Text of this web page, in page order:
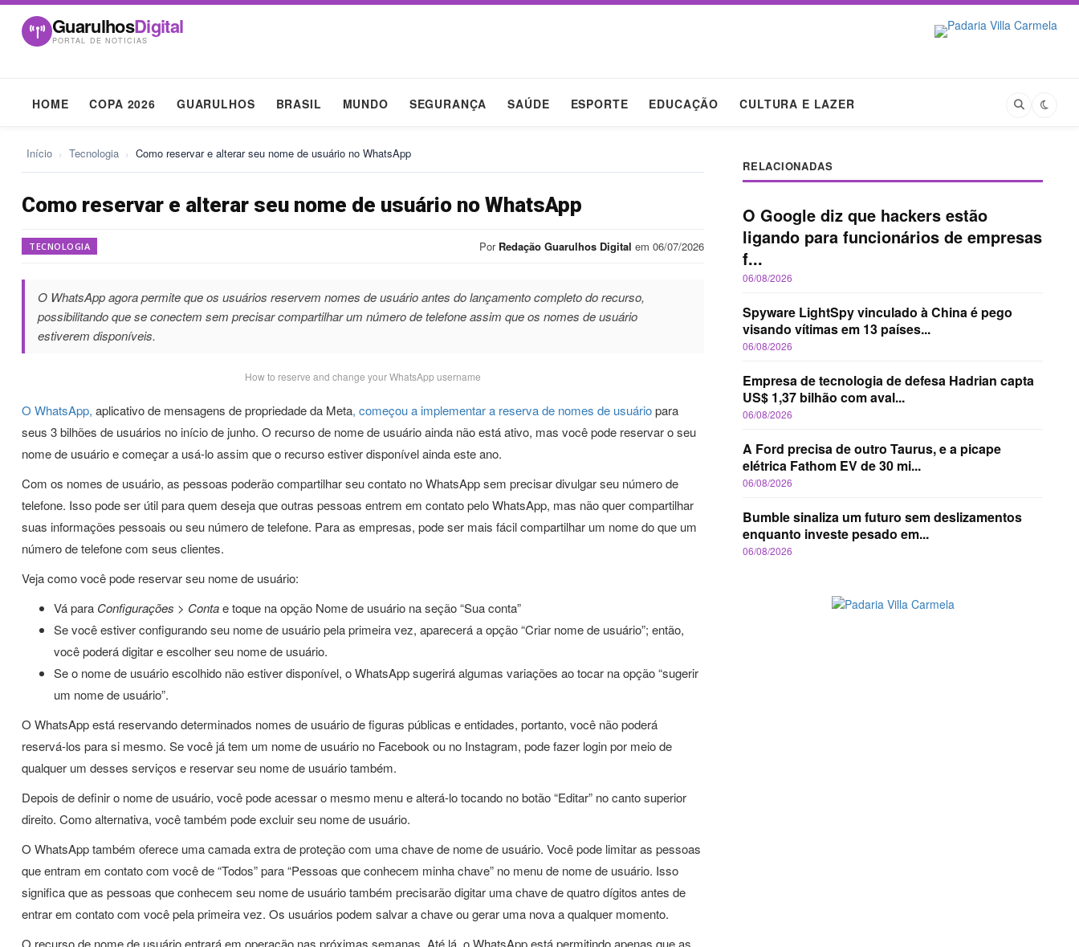
GuarulhosDigital
PORTAL DE NOTICIAS
HOME COPA 2026 GUARULHOS BRASIL MUNDO SEGURANÇA SAÚDE ESPORTE EDUCAÇÃO CULTURA E LAZER
Início › Tecnologia › Como reservar e alterar seu nome de usuário no WhatsApp
Como reservar e alterar seu nome de usuário no WhatsApp
TECNOLOGIA Por Redação Guarulhos Digital em 06/07/2026
O WhatsApp agora permite que os usuários reservem nomes de usuário antes do lançamento completo do recurso,
possibilitando que se conectem sem precisar compartilhar um número de telefone assim que os nomes de usuário
estiverem disponíveis.
How to reserve and change your WhatsApp username
O WhatsApp, aplicativo de mensagens de propriedade da Meta, começou a implementar a reserva de nomes de usuáriopara
seus 3 bilhões de usuários no início de junho. O recurso de nome de usuário ainda não está ativo, mas você pode reservar o seu
nome de usuário e começar a usá-lo assim que o recurso estiver disponível ainda este ano.
Com os nomes de usuário, as pessoas poderão compartilhar seu contato no WhatsApp sem precisar divulgar seu número de
telefone. Isso pode ser útil para quem deseja que outras pessoas entrem em contato pelo WhatsApp, mas não quer compartilhar
suas informações pessoais ou seu número de telefone. Para as empresas, pode ser mais fácil compartilhar um nome do que um
número de telefone com seus clientes.
Veja como você pode reservar seu nome de usuário:
Vá para Configurações > Contae toque na opção Nome de usuário na seção “Sua conta”
Se você estiver configurando seu nome de usuário pela primeira vez, aparecerá a opção “Criar nome de usuário”; então,
você poderá digitar e escolher seu nome de usuário.
Se o nome de usuário escolhido não estiver disponível, o WhatsApp sugerirá algumas variações ao tocar na opção “sugerir
um nome de usuário”.
O WhatsApp está reservando determinados nomes de usuário de figuras públicas e entidades, portanto, você não poderá
reservá-los para si mesmo. Se você já tem um nome de usuário no Facebook ou no Instagram, pode fazer login por meio de
qualquer um desses serviços e reservar seu nome de usuário também.
Depois de definir o nome de usuário, você pode acessar o mesmo menu e alterá-lo tocando no botão “Editar” no canto superior
direito. Como alternativa, você também pode excluir seu nome de usuário.
O WhatsApp também oferece uma camada extra de proteção com uma chave de nome de usuário. Você pode limitar as pessoas
que entram em contato com você de “Todos” para “Pessoas que conhecem minha chave” no menu de nome de usuário. Isso
significa que as pessoas que conhecem seu nome de usuário também precisarão digitar uma chave de quatro dígitos antes de
entrar em contato com você pela primeira vez. Os usuários podem salvar a chave ou gerar uma nova a qualquer momento.
O recurso de nome de usuário entrará em operação nas próximas semanas. Até lá, o WhatsApp está permitindo apenas que as
RELACIONADAS
O Google diz que hackers estão
ligando para funcionários de empresas
f...
06/08/2026
Spyware LightSpy vinculado à China é pego
visando vítimas em 13 países...
06/08/2026
Empresa de tecnologia de defesa Hadrian capta
US$ 1,37 bilhão com aval...
06/08/2026
A Ford precisa de outro Taurus, e a picape
elétrica Fathom EV de 30 mi...
06/08/2026
Bumble sinaliza um futuro sem deslizamentos
enquanto investe pesado em...
06/08/2026